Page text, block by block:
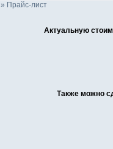
» Прайс-лист
Актуальную
Также можно